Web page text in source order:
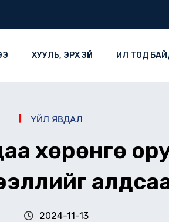
ХУУЛЬ, ЭРХ ЗҮЙ ИЛ ТОД
ҮЙЛ ЯВДАЛ
хөрөнгө
2024-11-13